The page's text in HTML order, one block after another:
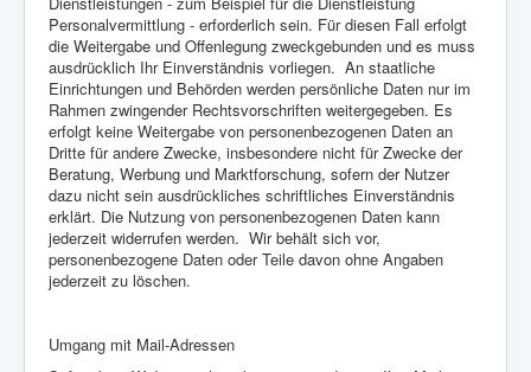
Personalvermittlung - erforderlich sein. Für diesen Fall erfolgt
die Weitergabe und Offenlegung zweckgebunden und es muss
ausdrücklich Ihr Einverständnis vorliegen. An staatliche
Einrichtungen und Behörden werden persönliche Daten nur im
Rahmen zwingender Rechtsvorschriften weitergegeben. Es
erfolgt keine Weitergabe von personenbezogenen Daten an
Dritte für andere Zwecke, insbesondere nicht für Zwecke der
Beratung, Werbung und Marktforschung, sofern der Nutzer
dazu nicht sein ausdrückliches schriftliches Einverständnis
erklärt. Die Nutzung von personenbezogenen Daten kann
jederzeit widerrufen werden. Wir behält sich vor,
personenbezogene Daten oder Teile davon ohne Angaben
jederzeit zu löschen.
Umgang mit Mail-Adressen